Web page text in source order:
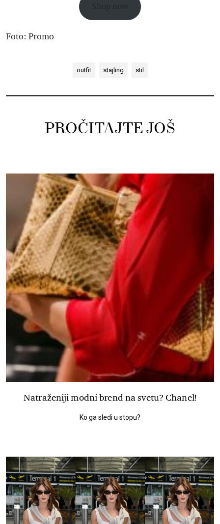
Shop now
Foto: Promo
outfit stajling stil
PROČITAJTE JOŠ
Natraženiji modni brend na svetu? Chanel!
Ko ga sledi u stopu?